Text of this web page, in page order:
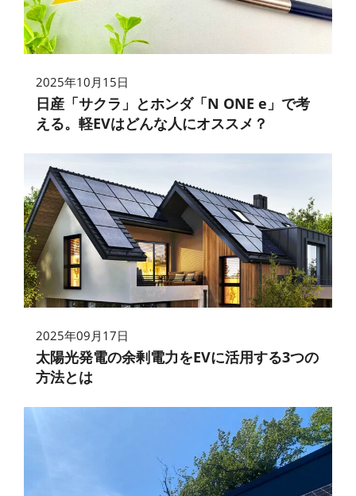
2025年10月15日
日産「サクラ」とホンダ「N ONE e」で考
える。軽EVはどんな人にオススメ？
2025年09月17日
太陽光発電の余剰電力をEVに活用する3つの
方法とは